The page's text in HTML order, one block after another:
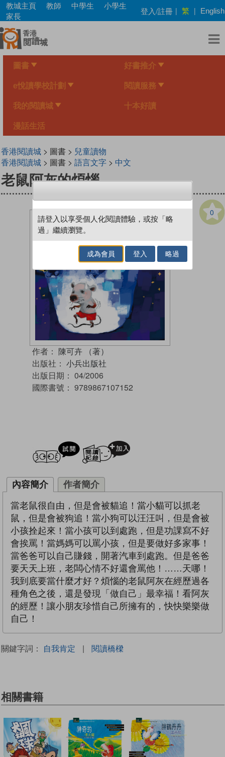
Skip
main
content
教城主頁 教師 中學生
小學生
家長
登入/註冊 | 繁 | English
圖書 好書推介
e悅讀學校計劃 閱讀服務
我的閱讀城 十本好讀
漫話生活
香港閱讀城> 圖書 > 兒童讀物
香港閱讀城> 圖書 > 語言文字> 中文
老鼠阿灰的煩惱
0
作者： 陳可卉 （著）
出版社： 小兵出版社
出版日期： 04/2006
國際書號： 9789867107152
試閲
內容簡介 作者簡介
當老鼠很自由，但是會被貓追！當小貓可以抓老
鼠，但是會被狗追！當小狗可以汪汪叫，但是會被
小孩拴起來！當小孩可以到處跑，但是功課寫不好
會挨罵！當媽媽可以罵小孩，但是要做好多家事！
當爸爸可以自己賺錢，開著汽車到處跑。但是爸爸
要天天上班，老闆心情不好還會罵他！……天哪！
我到底要當什麼才好？煩惱的老鼠阿灰在經歷過各
種角色之後，還是發現「做自己」最幸福！看阿灰
的經歷！讓小朋友珍惜自己所擁有的，快快樂樂做
自己！
關鍵字詞： 自我肯定 | 閱讀橋樑
相關書籍
請登入以享受個人化閱讀體驗，或按「略
過」繼續瀏覽。
成為會員 登入 略過